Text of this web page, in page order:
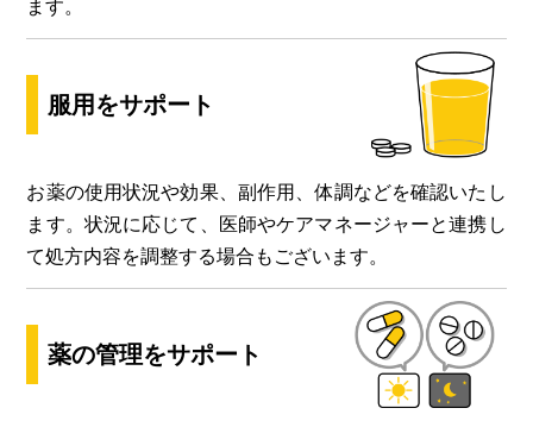
ます。
服用をサポート
お薬の使用状況や効果、副作用、体調などを確認いたし
ます。状況に応じて、医師やケアマネージャーと連携し
て処方内容を調整する場合もございます。
薬の管理をサポート